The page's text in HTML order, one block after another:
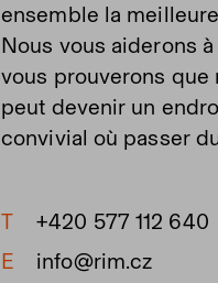
ensemble la
Nous vous aiderons
vous prouverons que
peut devenir un
convivial où passer
T
+420 577 112 640
E
info@rim.cz